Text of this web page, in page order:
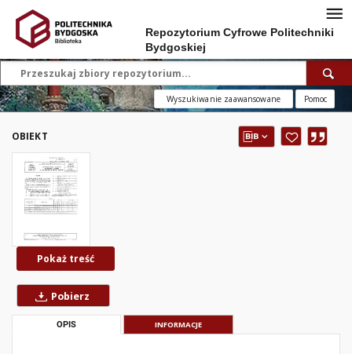
Repozytorium Cyfrowe Politechniki
Bydgoskiej
Wyszukiwanie zaawansowane Pomoc
OBIEKT
Pokaż treść
Pobierz
OPIS INFORMACJE